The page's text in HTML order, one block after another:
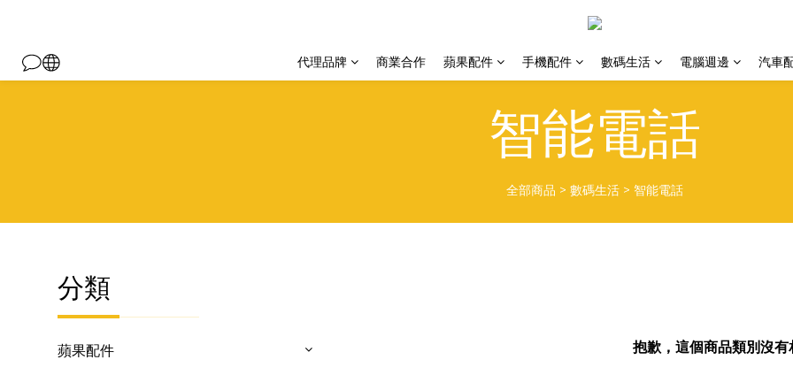
代理品牌 商業合作 蘋果配件 手機配件 數碼生活 電腦週邊 汽車
智能電話
全部商品 > 數碼生活> 智能電話
分類
蘋果配件 抱歉，這個商品類別沒有